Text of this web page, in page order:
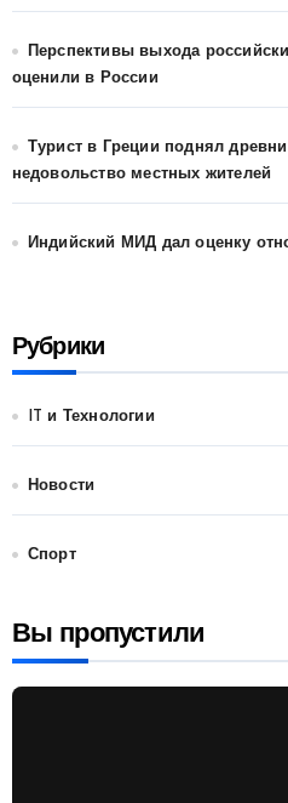
Перспективы выхода
оценили в России
Турист в Греции поднял
недовольство местных жителей
Индийский МИД дал оценку
Рубрики
IT и Технологии
Новости
Спорт
Вы пропустили